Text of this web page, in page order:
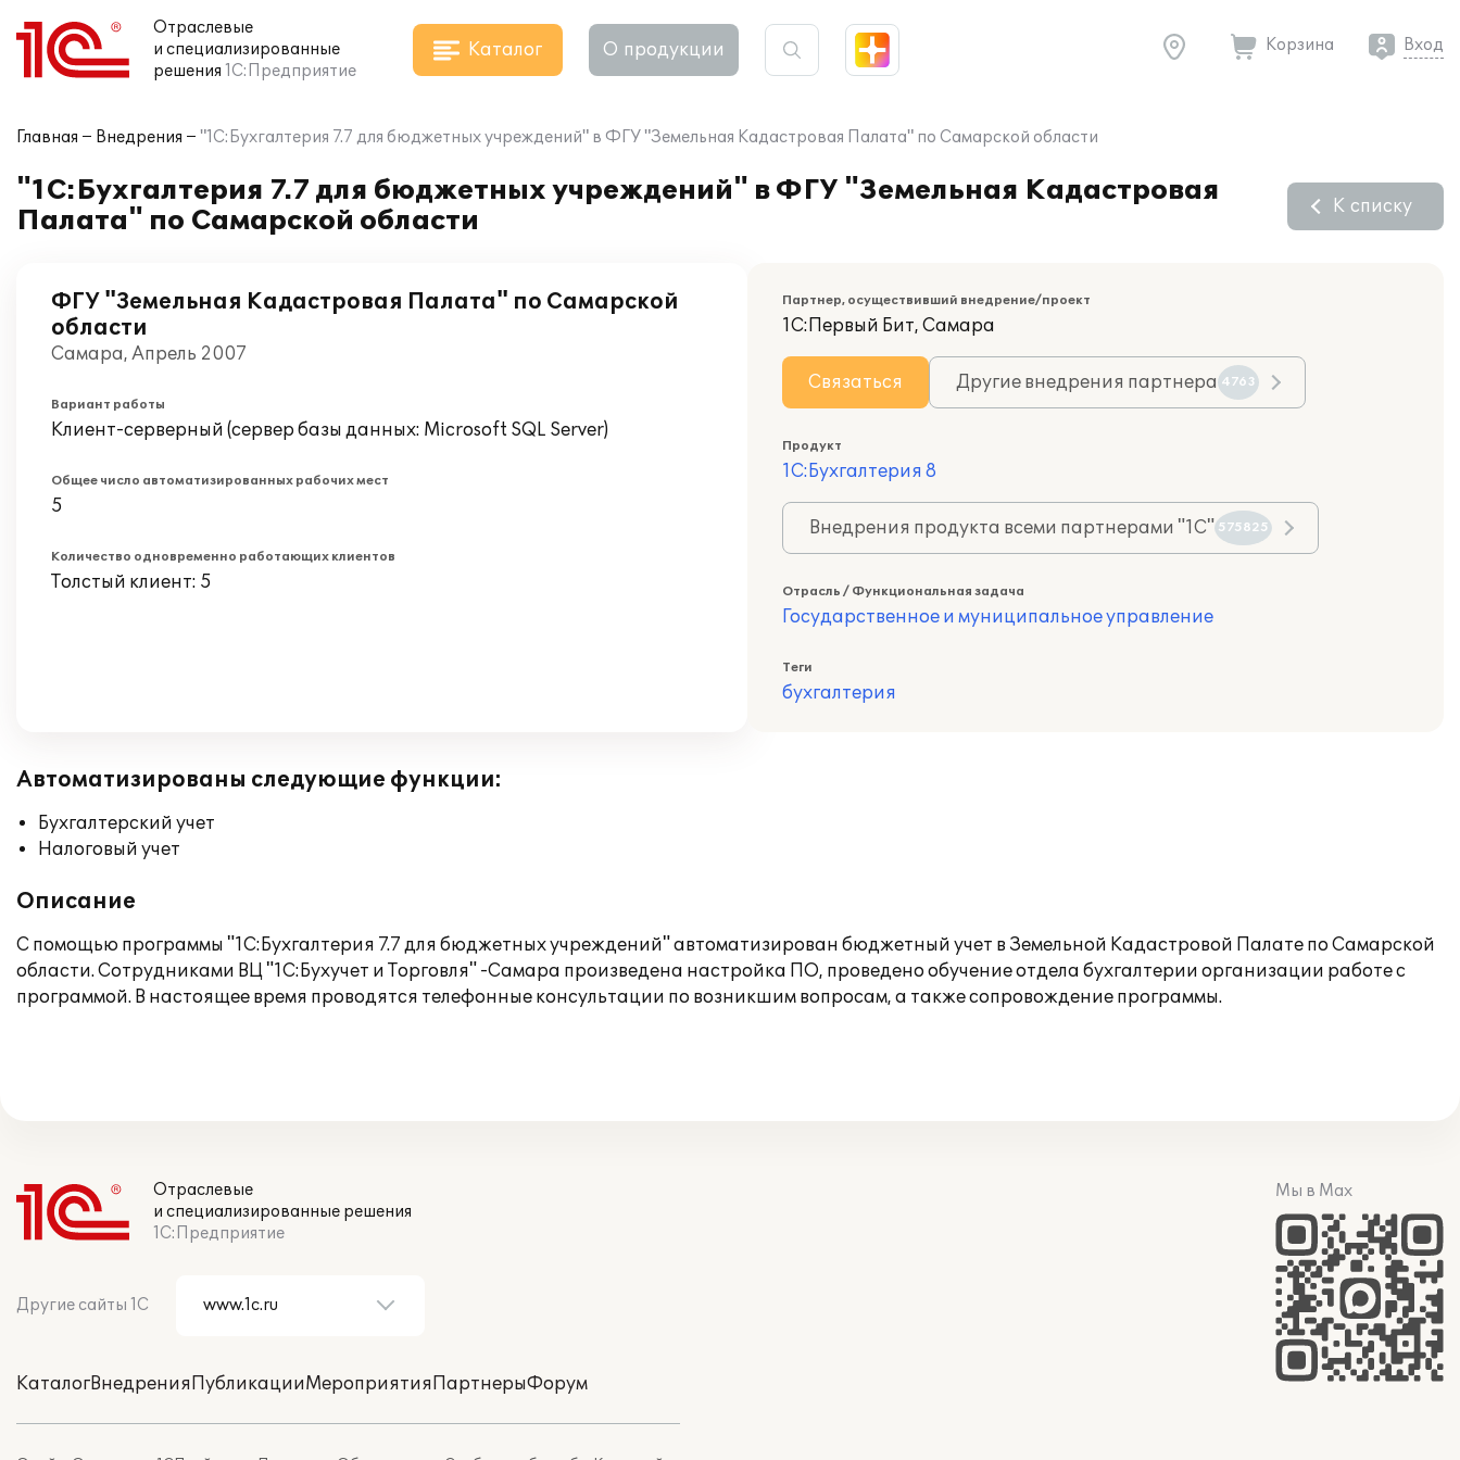
Отраслевые
и специализированные
решения 1С:Предприятие
Каталог О продукции Корзина Вход
Главная Внедрения "1С:Бухгалтерия 7.7 для бюджетных учреждений" в ФГУ "Земельная Кадастровая Палата" по Самарской области
"1С:Бухгалтерия 7.7 для бюджетных учреждений" в ФГУ "Земельная Кадастровая
Палата" по Самарской области
К списку
ФГУ "Земельная Кадастровая Палата" по Самарской
области
Самара, Апрель 2007
Вариант работы
Клиент-серверный (сервер базы данных: Microsoft SQL Server)
Общее число автоматизированных рабочих мест
5
Количество одновременно работающих клиентов
Толстый клиент: 5
Партнер, осуществивший внедрение/проект
1С:Первый Бит, Самара
Связаться Другие внедрения партнера 4763
Продукт
1С:Бухгалтерия 8
Внедрения продукта всеми партнерами "1С" 575825
Отрасль / Функциональная задача
Государственное и муниципальное управление
Теги
бухгалтерия
Автоматизированы следующие функции:
Бухгалтерский учет
Налоговый учет
Описание
С помощью программы "1С:Бухгалтерия 7.7 для бюджетных учреждений" автоматизирован бюджетный учет в Земельной Кадастровой Палате по Самарской
области. Сотрудниками ВЦ "1С:Бухучет и Торговля" -Самара произведена настройка ПО, проведено обучение отдела бухгалтерии организации работе с
программой. В настоящее время проводятся телефонные консультации по возникшим вопросам, а также сопровождение программы.
Отраслевые
и специализированные решения
1С:Предприятие
Другие сайты 1С
КаталогВнедренияПубликацииМероприятияПартнерыФорум
Мы в Max